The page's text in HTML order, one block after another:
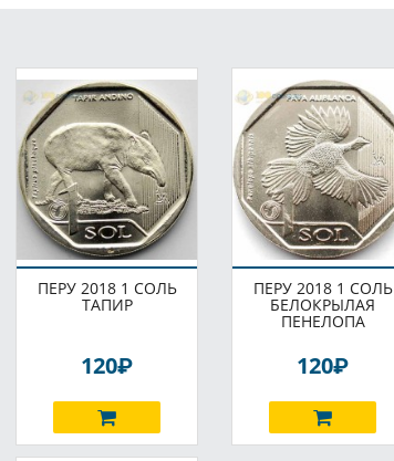
ПЕРУ 2018 1 СОЛЬ
ТАПИР
120P
ПЕРУ 2018 1 СОЛЬ
БЕЛОКРЫЛАЯ
ПЕНЕЛОПА
120P